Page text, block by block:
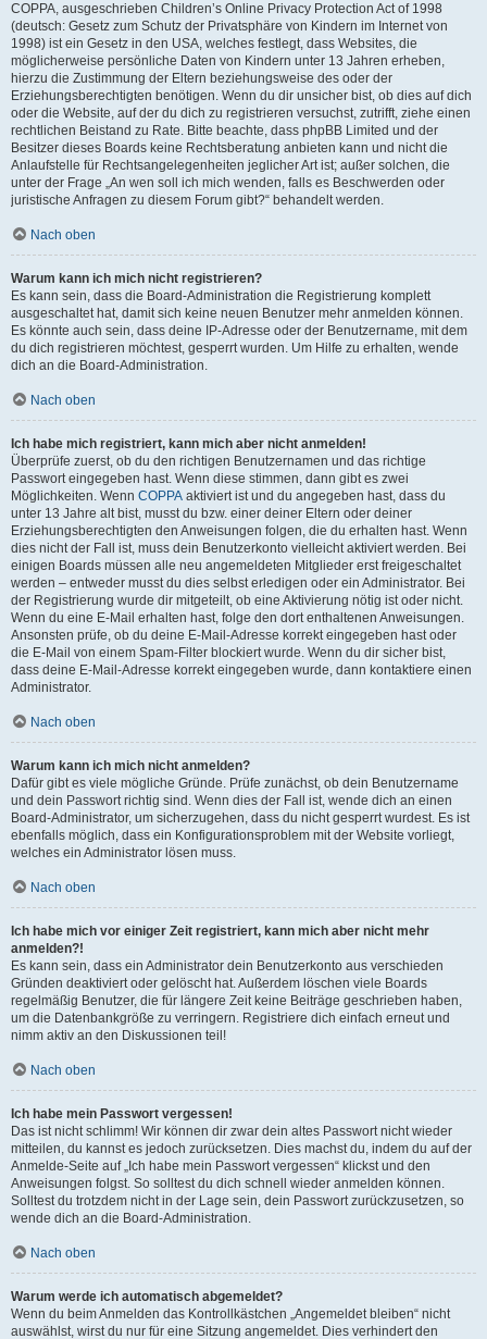
COPPA, ausgeschrieben Children’s Online Privacy Protection Act of 1998
(deutsch: Gesetz zum Schutz der Privatsphäre von Kindern im Internet von
1998) ist ein Gesetz in den USA, welches festlegt, dass Websites, die
möglicherweise persönliche Daten von Kindern unter 13 Jahren erheben,
hierzu die Zustimmung der Eltern beziehungsweise des oder der
Erziehungsberechtigten benötigen. Wenn du dir unsicher bist, ob dies auf dich
oder die Website, auf der du dich zu registrieren versuchst, zutrifft, ziehe einen
rechtlichen Beistand zu Rate. Bitte beachte, dass phpBB Limited und der
Besitzer dieses Boards keine Rechtsberatung anbieten kann und nicht die
Anlaufstelle für Rechtsangelegenheiten jeglicher Art ist; außer solchen, die
unter der Frage „An wen soll ich mich wenden, falls es Beschwerden oder
juristische Anfragen zu diesem Forum gibt?“ behandelt werden.
Nach oben
Warum kann ich mich nicht registrieren?
Es kann sein, dass die Board-Administration die Registrierung komplett
ausgeschaltet hat, damit sich keine neuen Benutzer mehr anmelden können.
Es könnte auch sein, dass deine IP-Adresse oder der Benutzername, mit dem
du dich registrieren möchtest, gesperrt wurden. Um Hilfe zu erhalten, wende
dich an die Board-Administration.
Nach oben
Ich habe mich registriert, kann mich aber nicht anmelden!
Überprüfe zuerst, ob du den richtigen Benutzernamen und das richtige
Passwort eingegeben hast. Wenn diese stimmen, dann gibt es zwei
Möglichkeiten. Wenn COPPA aktiviert ist und du angegeben hast, dass du
unter 13 Jahre alt bist, musst du bzw. einer deiner Eltern oder deiner
Erziehungsberechtigten den Anweisungen folgen, die du erhalten hast. Wenn
dies nicht der Fall ist, muss dein Benutzerkonto vielleicht aktiviert werden. Bei
einigen Boards müssen alle neu angemeldeten Mitglieder erst freigeschaltet
werden – entweder musst du dies selbst erledigen oder ein Administrator. Bei
der Registrierung wurde dir mitgeteilt, ob eine Aktivierung nötig ist oder nicht.
Wenn du eine E-Mail erhalten hast, folge den dort enthaltenen Anweisungen.
Ansonsten prüfe, ob du deine E-Mail-Adresse korrekt eingegeben hast oder
die E-Mail von einem Spam-Filter blockiert wurde. Wenn du dir sicher bist,
dass deine E-Mail-Adresse korrekt eingegeben wurde, dann kontaktiere einen
Administrator.
Nach oben
Warum kann ich mich nicht anmelden?
Dafür gibt es viele mögliche Gründe. Prüfe zunächst, ob dein Benutzername
und dein Passwort richtig sind. Wenn dies der Fall ist, wende dich an einen
Board-Administrator, um sicherzugehen, dass du nicht gesperrt wurdest. Es ist
ebenfalls möglich, dass ein Konfigurationsproblem mit der Website vorliegt,
welches ein Administrator lösen muss.
Nach oben
Ich habe mich vor einiger Zeit registriert, kann mich aber nicht mehr
anmelden?!
Es kann sein, dass ein Administrator dein Benutzerkonto aus verschieden
Gründen deaktiviert oder gelöscht hat. Außerdem löschen viele Boards
regelmäßig Benutzer, die für längere Zeit keine Beiträge geschrieben haben,
um die Datenbankgröße zu verringern. Registriere dich einfach erneut und
nimm aktiv an den Diskussionen teil!
Nach oben
Ich habe mein Passwort vergessen!
Das ist nicht schlimm! Wir können dir zwar dein altes Passwort nicht wieder
mitteilen, du kannst es jedoch zurücksetzen. Dies machst du, indem du auf der
Anmelde-Seite auf „Ich habe mein Passwort vergessen“ klickst und den
Anweisungen folgst. So solltest du dich schnell wieder anmelden können.
Solltest du trotzdem nicht in der Lage sein, dein Passwort zurückzusetzen, so
wende dich an die Board-Administration.
Nach oben
Warum werde ich automatisch abgemeldet?
Wenn du beim Anmelden das Kontrollkästchen „Angemeldet bleiben“ nicht
auswählst, wirst du nur für eine Sitzung angemeldet. Dies verhindert den